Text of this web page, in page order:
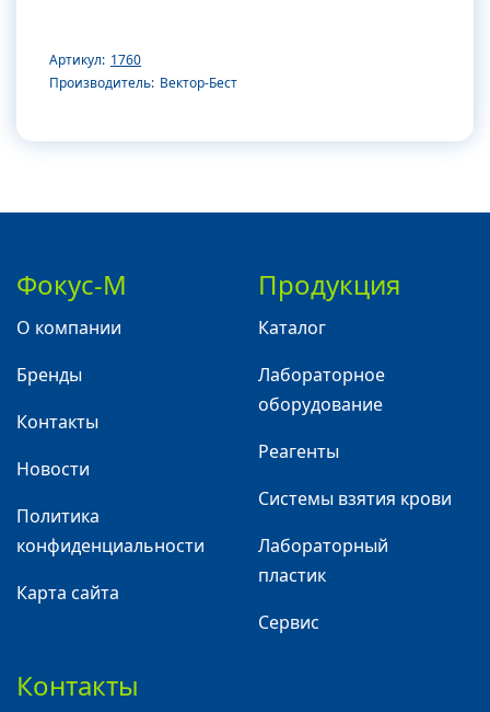
Артикул: 1760
Производитель: Вектор-Бест
Фокус-М
О компании
Бренды
Контакты
Новости
Политика
конфиденциальности
Карта сайта
Продукция
Каталог
Лабораторное
оборудование
Реагенты
Системы взятия крови
Лабораторный
пластик
Сервис
Контакты